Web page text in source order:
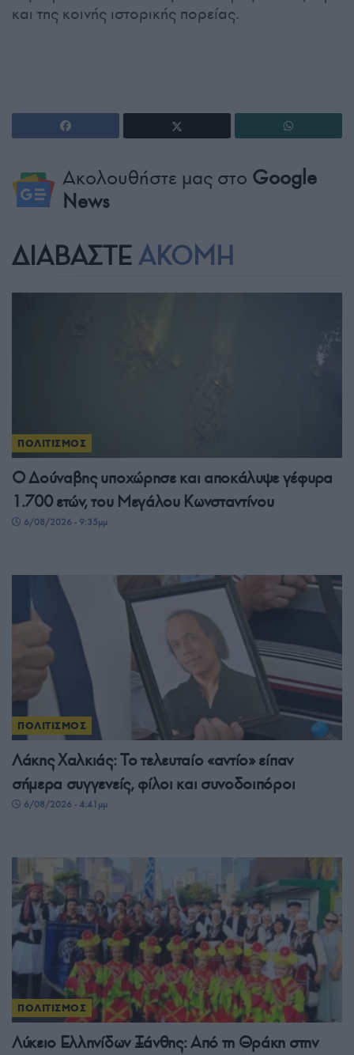
και της κοινής ιστορικής πορείας.
Ακολουθήστε μας στο Google
News
ΔΙΑΒΑΣΤΕ ΑΚΟΜΗ
ΠΟΛΙΤΙΣΜΟΣ
Ο Δούναβης υποχώρησε και αποκάλυψε γέφυρα
1.700 ετών, του Μεγάλου Κωνσταντίνου
6/08/2026 - 9:35μμ
ΠΟΛΙΤΙΣΜΟΣ
Λάκης Χαλκιάς: Το τελευταίο «αντίο» είπαν
σήμερα συγγενείς, φίλοι και συνοδοιπόροι
6/08/2026 - 4:41μμ
ΠΟΛΙΤΙΣΜΟΣ
Λύκειο Ελληνίδων Ξάνθης: Από τη Θράκη στην